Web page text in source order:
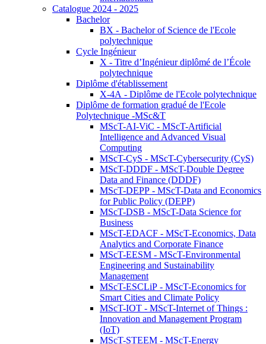
Catalogue 2024 - 2025
Bachelor
BX - Bachelor of Science de l'Ecole
polytechnique
Cycle Ingénieur
X - Titre d’Ingénieur diplômé de l’École
polytechnique
Diplôme d'établissement
X-4A - Diplôme de l'Ecole polytechnique
Diplôme de formation gradué de l'Ecole
Polytechnique -MSc&T
MScT-AI-ViC - MScT-Artificial
Intelligence and Advanced Visual
Computing
MScT-CyS - MScT-Cybersecurity (CyS)
MScT-DDDF - MScT-Double Degree
Data and Finance (DDDF)
MScT-DEPP - MScT-Data and Economics
for Public Policy (DEPP)
MScT-DSB - MScT-Data Science for
Business
MScT-EDACF - MScT-Economics, Data
Analytics and Corporate Finance
MScT-EESM - MScT-Environmental
Engineering and Sustainability
Management
MScT-ESCLiP - MScT-Economics for
Smart Cities and Climate Policy
MScT-IOT - MScT-Internet of Things :
Innovation and Management Program
(IoT)
MScT-STEEM - MScT-Energy